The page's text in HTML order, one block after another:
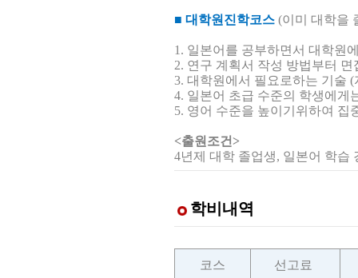
■ 대학원진학코스 (이미 대학을
1. 일본어를 공부하면서 대학원
2. 연구 계획서 작성 방법부터
3. 대학원에서 필요로하는 기술
4. 일본어 초급 수준의 학생에게
5. 영어 수준을 높이기위하여 집
<출원조건>
4년제 대학 졸업생, 일본어 학습
학비내역
코스 선고료